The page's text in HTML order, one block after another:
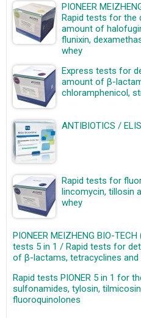
PIONEER
Rapid tests for the
amount of
flunixin,
whey
Express tests for
amount of β-
chloramphenicol,
ANTIBIOTICS /
Rapid tests for
lincomycin, tillosin
whey
PIONEER MEIZHENG BIO-
tests 5 in 1 / Rapid tests for
of β-lactams, tetracyclines and
Rapid tests PIONER 5 in 1 for
sulfonamides, tylosin,
fluoroquinolones